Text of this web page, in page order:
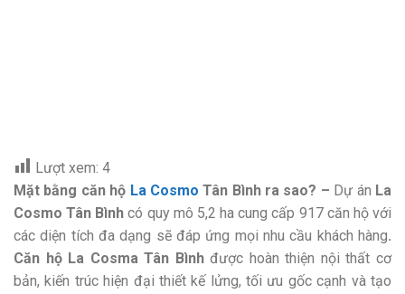
Lượt xem: 4
Mặt bằng căn hộ La Cosmo Tân Bình ra sao? – Dự án La
Cosmo Tân Bình có quy mô 5,2 ha cung cấp 917 căn hộ với
các diện tích đa dạng sẽ đáp ứng mọi nhu cầu khách hàng.
Căn hộ La Cosma Tân Bìnhđược hoàn thiện nội thất cơ
bản, kiến trúc hiện đại thiết kế lửng, tối ưu gốc cạnh và tạo